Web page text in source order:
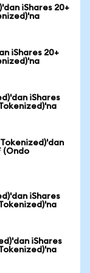
iShares 20+
iShares 20+
iShares
Tokenized)'dan
(Ondo
iShares
iShares